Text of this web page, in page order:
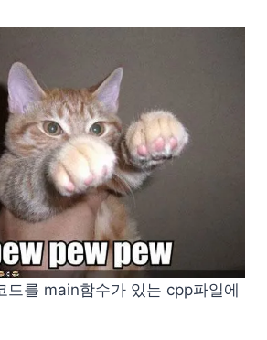
드를 main함수가 있는 cpp파일에